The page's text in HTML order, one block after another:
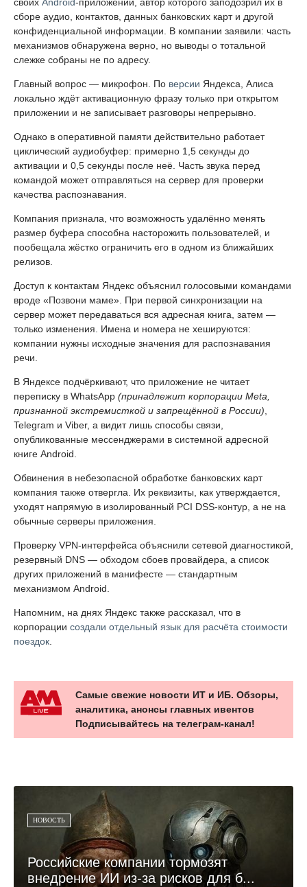
своих Android-приложений, автор которого заподозрил их в
сборе аудио, контактов, данных банковских карт и другой
конфиденциальной информации. В компании заявили: часть
механизмов обнаружена верно, но выводы о тотальной
слежке собраны не по адресу.
Главный вопрос — микрофон. По версии Яндекса, Алиса
локально ждёт активационную фразу только при открытом
приложении и не записывает разговоры непрерывно.
Однако в оперативной памяти действительно работает
циклический аудиобуфер: примерно 1,5 секунды до
активации и 0,5 секунды после неё. Часть звука перед
командой может отправляться на сервер для проверки
качества распознавания.
Компания признала, что возможность удалённо менять
размер буфера способна насторожить пользователей, и
пообещала жёстко ограничить его в одном из ближайших
релизов.
Доступ к контактам Яндекс объяснил голосовыми командами
вроде «Позвони маме». При первой синхронизации на
сервер может передаваться вся адресная книга, затем —
только изменения. Имена и номера не хешируются:
компании нужны исходные значения для распознавания
речи.
В Яндексе подчёркивают, что приложение не читает
переписку в WhatsApp (принадлежит корпорации Meta,
признанной экстремисткой и запрещённой в России),
Telegram и Viber, а видит лишь способы связи,
опубликованные мессенджерами в системной адресной
книге Android.
Обвинения в небезопасной обработке банковских карт
компания также отвергла. Их реквизиты, как утверждается,
уходят напрямую в изолированный PCI DSS-контур, а не на
обычные серверы приложения.
Проверку VPN-интерфейса объяснили сетевой диагностикой,
резервный DNS — обходом сбоев провайдера, а список
других приложений в манифесте — стандартным
механизмом Android.
Напомним, на днях Яндекс также рассказал, что в
корпорации создали отдельный язык для расчёта стоимости
поездок.
Самые свежие новости ИТ и ИБ. Обзоры,
аналитика, анонсы главных ивентов
Подписывайтесь на телеграм-канал!
НОВОСТЬ
Российские компании тормозят
внедрение ИИ из-за рисков для б...